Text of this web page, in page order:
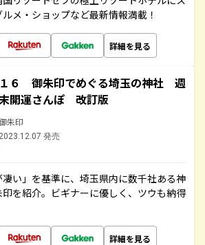
メ・ショップなど最新情報満載！
詳細を見る
１６ 御朱印でめぐる埼玉の神社 週
開運さんぽ 改訂版
朱印
2023.12.07 発売
凄い」を基準に、埼玉県内に数千社ある神
を紹介。ビギナーに優しく、ツウも納得
詳細を見る